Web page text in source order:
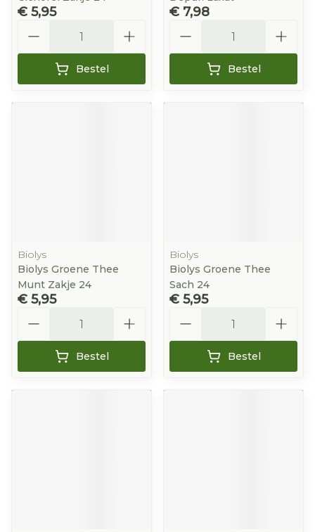
€ 5,95
Bestel
€ 7,98
Bestel
Biolys
Biolys Groene Thee
Munt Zakje 24
€ 5,95
Bestel
Biolys
Biolys Groene Thee
Sach 24
€ 5,95
Bestel